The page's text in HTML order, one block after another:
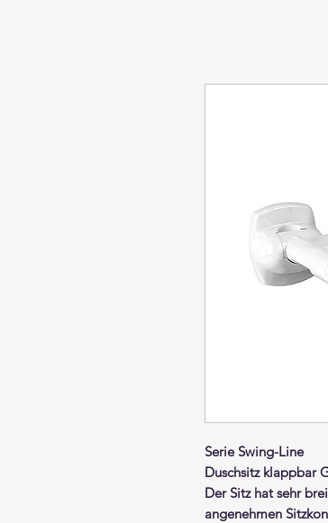
Serie Swing-Line
Duschsitz klappbar
Der Sitz hatsehr
angenehmen